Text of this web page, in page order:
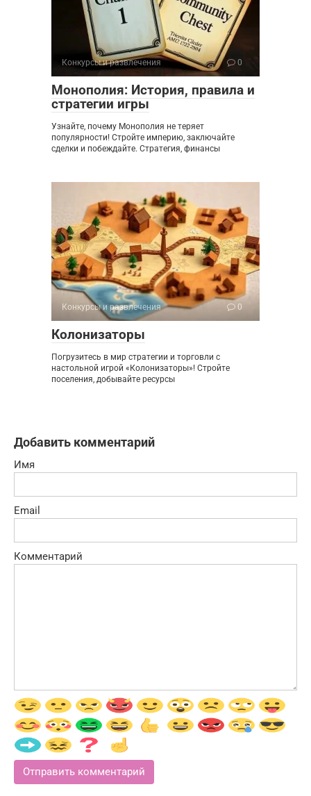
Конкурсы и развлечения 0
Монополия: История, правила и
стратегии игры
Узнайте, почему Монополия не теряет
популярности! Стройте империю, заключайте
сделки и побеждайте. Стратегия, финансы
Конкурсы и развлечения 0
Колонизаторы
Погрузитесь в мир стратегии и торговли с
настольной игрой «Колонизаторы»! Стройте
поселения, добывайте ресурсы
Добавить комментарий
Имя
Email
Комментарий